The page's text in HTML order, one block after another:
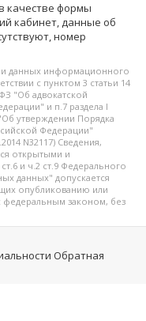
качестве формы
кабинет, данные об
номер
данных информационного
с пунктом 3 статьи 14
"Об адвокатской
и п.7 раздела I
утверждении Порядка
Федерации"
N32117) Сведения,
открытыми и
и ч.2 ст.9 Федерального
данных" допускается
опубликованию или
федеральным законом, без
Обратная